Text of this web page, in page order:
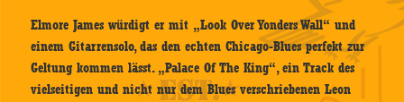
Elmore James würdigt er mit „Look Over Yonders Wall“ und
einem Gitarrensolo, das den echten Chicago-Blues perfekt zur
Geltung kommen lässt. „Palace Of The King“, ein Track des
vielseitigen und nicht nur dem Blues verschriebenen Leon